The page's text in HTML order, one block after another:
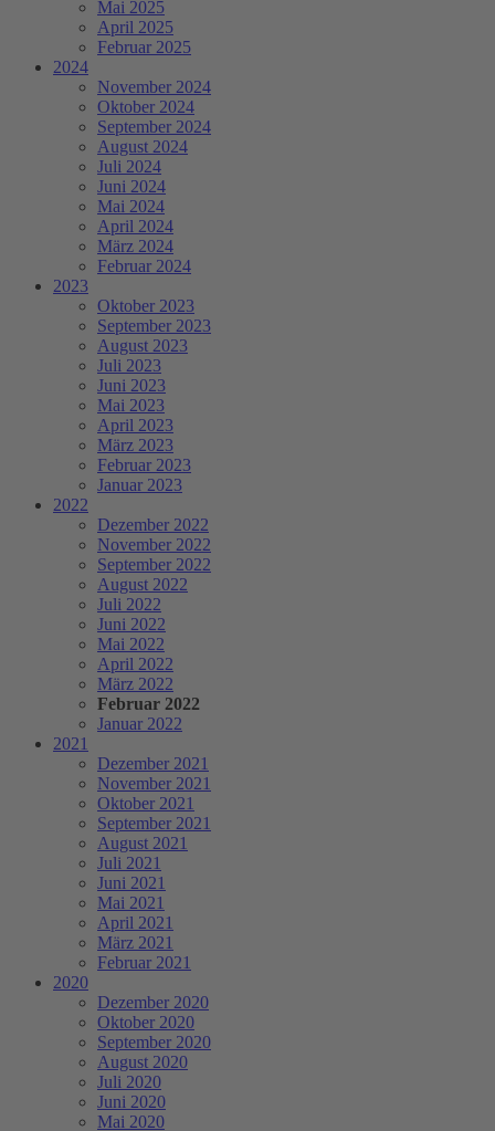
Mai 2025
April 2025
Februar 2025
2024
November 2024
Oktober 2024
September 2024
August 2024
Juli 2024
Juni 2024
Mai 2024
April 2024
März 2024
Februar 2024
2023
Oktober 2023
September 2023
August 2023
Juli 2023
Juni 2023
Mai 2023
April 2023
März 2023
Februar 2023
Januar 2023
2022
Dezember 2022
November 2022
September 2022
August 2022
Juli 2022
Juni 2022
Mai 2022
April 2022
März 2022
Februar 2022
Januar 2022
2021
Dezember 2021
November 2021
Oktober 2021
September 2021
August 2021
Juli 2021
Juni 2021
Mai 2021
April 2021
März 2021
Februar 2021
2020
Dezember 2020
Oktober 2020
September 2020
August 2020
Juli 2020
Juni 2020
Mai 2020